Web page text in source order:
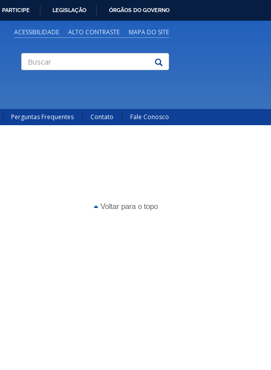
PARTICIPE LEGISLAÇÃO ÓRGÃOS DO GOVERNO
ACESSIBILIDADE ALTO CONTRASTE MAPA DO SITE
Perguntas Frequentes Contato Fale Conosco
Voltar para o topo